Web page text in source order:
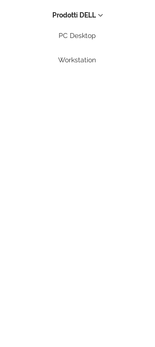
Prodotti DELL
PC Desktop
Workstation